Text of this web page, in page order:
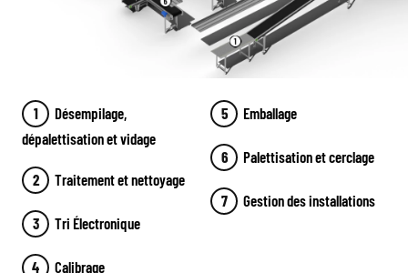
Désempilage,
dépalettisation et vidage
Traitement et nettoyage
Tri Électronique
Calibrage
Emballage
Palettisation et cerclage
Gestion des installations